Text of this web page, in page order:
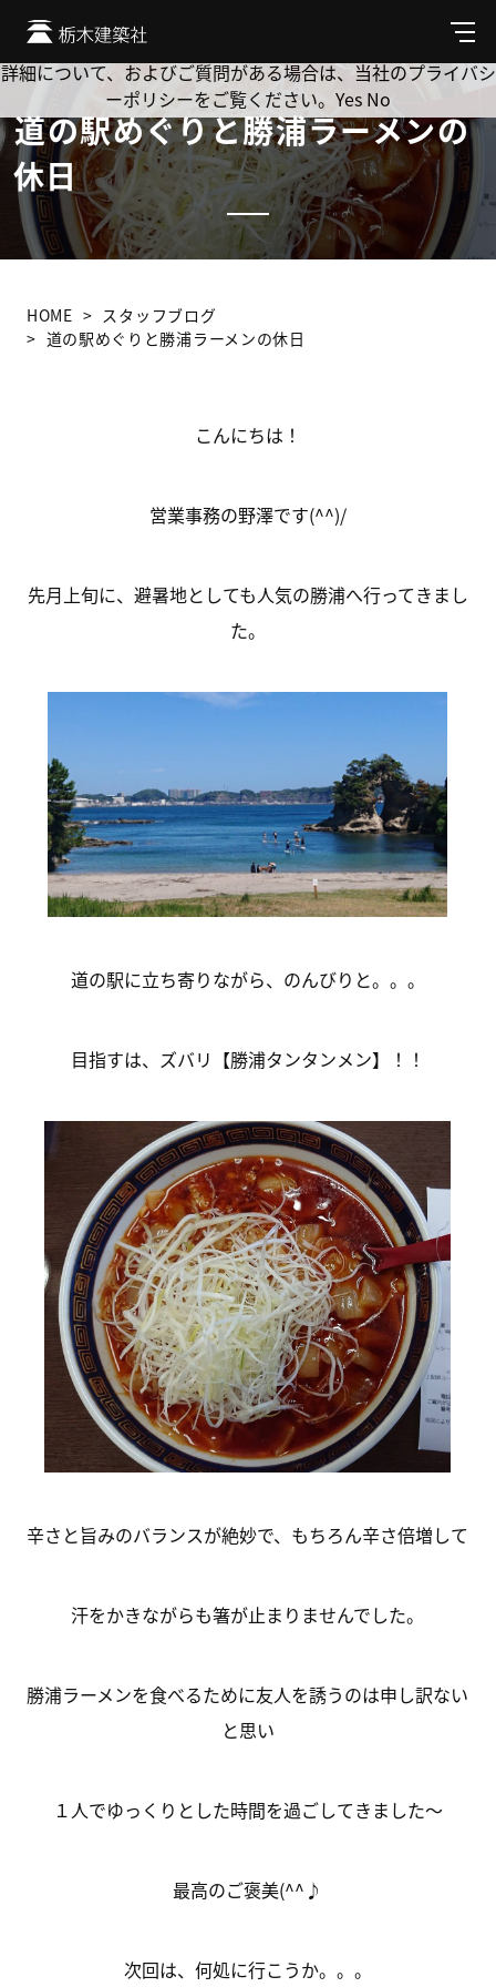
メ
ニ
ュ
道の駅めぐりと勝浦ラーメンの
休日
HOME
スタッフブログ
道の駅めぐりと勝浦ラーメンの休日
こんにちは！
営業事務の野澤です(^^)/
先月上旬に、避暑地としても人気の勝浦へ行ってきまし
た。
道の駅に立ち寄りながら、のんびりと。。。
目指すは、ズバリ【勝浦タンタンメン】！！
辛さと旨みのバランスが絶妙で、もちろん辛さ倍増して
汗をかきながらも箸が止まりませんでした。
勝浦ラーメンを食べるために友人を誘うのは申し訳ない
と思い
１人でゆっくりとした時間を過ごしてきました～
最高のご褒美(^^♪
次回は、何処に行こうか。。。
Cookie を使用して、お客様の活動を追跡してもよろしいです
か? 当社ではお客様のプライバシーを極めて重視しています。
詳細について、およびご質問がある場合は、当社のプライバシ
ーポリシーをご覧ください。 Yes No